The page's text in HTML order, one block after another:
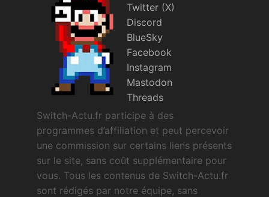
Twitter (X)
Discord
BlueSky
Facebook
Instagram
Mastodon
Threads
Switch-Actu.fr participe à des
programmes d’affiliation et peut percevoir
une commission sur certains liens présents
sur le site, sans coût supplémentaire pour
vous. Tous les contenus de Switch-Actu.fr
sont rédigés par notre équipe, sans